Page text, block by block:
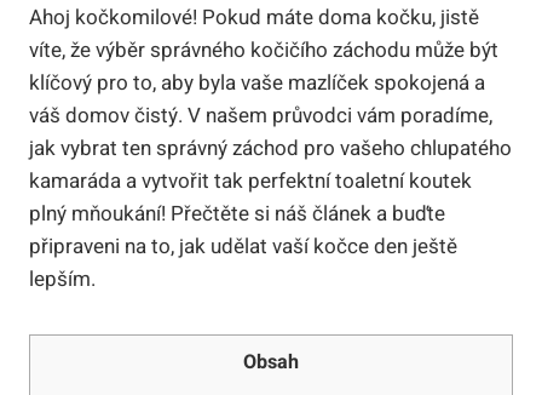
Ahoj kočkomilové! Pokud máte doma kočku, jistě
víte, že výběr správného kočičího záchodu může být
klíčový pro to, aby byla vaše mazlíček spokojená a
váš domov čistý. V našem průvodci vám poradíme,
jak vybrat ten správný záchod pro vašeho chlupatého
kamaráda a vytvořit tak perfektní toaletní koutek
plný mňoukání! Přečtěte si náš článek a buďte
připraveni na to, jak udělat vaší kočce den ještě
lepším.
Obsah